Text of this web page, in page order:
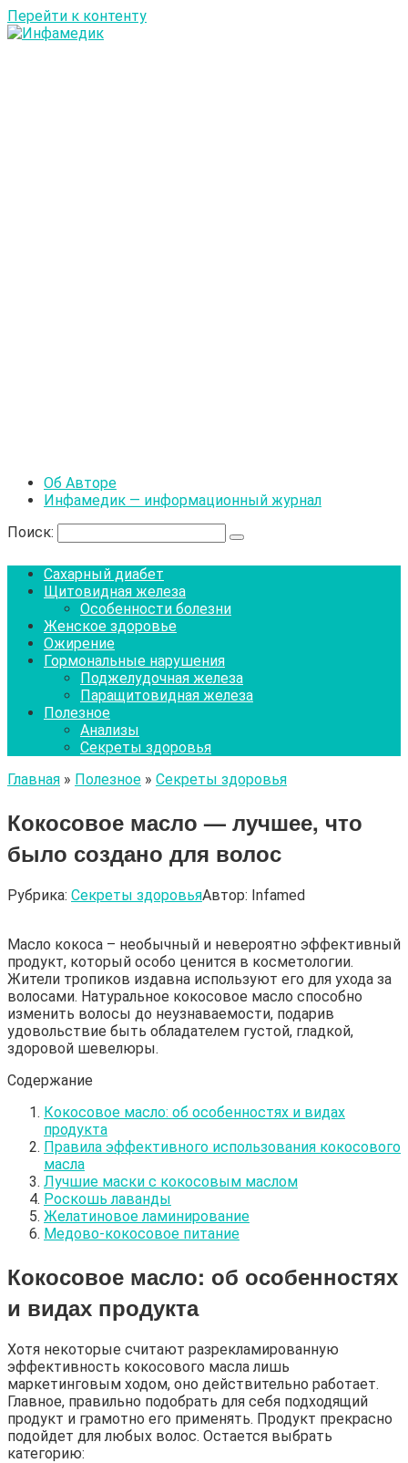
Перейти к контенту
Об Авторе
Инфамедик — информационный журнал
Поиск:
Сахарный диабет
Щитовидная железа
Особенности болезни
Женское здоровье
Ожирение
Гормональные нарушения
Поджелудочная железа
Паращитовидная железа
Полезное
Анализы
Секреты здоровья
Главная » Полезное » Секреты здоровья
Кокосовое масло — лучшее, что
было создано для волос
Рубрика: Секреты здоровьяАвтор: Infamed
Масло кокоса – необычный и невероятно эффективный
продукт, который особо ценится в косметологии.
Жители тропиков издавна используют его для ухода за
волосами. Натуральное кокосовое масло способно
изменить волосы до неузнаваемости, подарив
удовольствие быть обладателем густой, гладкой,
здоровой шевелюры.
Содержание
Кокосовое масло: об особенностях и видах
продукта
Правила эффективного использования кокосового
масла
Лучшие маски с кокосовым маслом
Роскошь лаванды
Желатиновое ламинирование
Медово-кокосовое питание
Кокосовое масло: об особенностях
и видах продукта
Хотя некоторые считают разрекламированную
эффективность кокосового масла лишь
маркетинговым ходом, оно действительно работает.
Главное, правильно подобрать для себя подходящий
продукт и грамотно его применять. Продукт прекрасно
подойдет для любых волос. Остается выбрать
категорию: